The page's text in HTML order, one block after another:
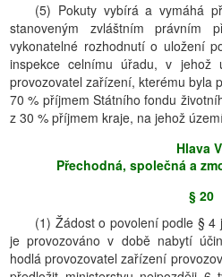
(5) Pokuty vybírá a vymáhá
stanoveným zvláštním právním
vykonatelné rozhodnutí o uložení
inspekce celnímu úřadu, v jehož
provozovatel zařízení, kterému byla
70 % příjmem Státního fondu
z 30 % příjmem kraje, na jehož
Hlava
Přechodná, společná a
§ 20
(1) Žádost o povolení podle §
je provozováno v době nabytí
hodlá provozovatel zařízení